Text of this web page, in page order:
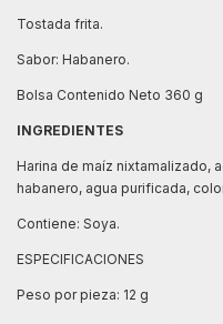
Tostada frita.
Sabor: Habanero.
Bolsa Contenido Neto 360 g
INGREDIENTES
Harina de maíz nixtamalizado,
habanero, agua purificada,
Contiene: Soya.
ESPECIFICACIONES
Peso por pieza: 12 g